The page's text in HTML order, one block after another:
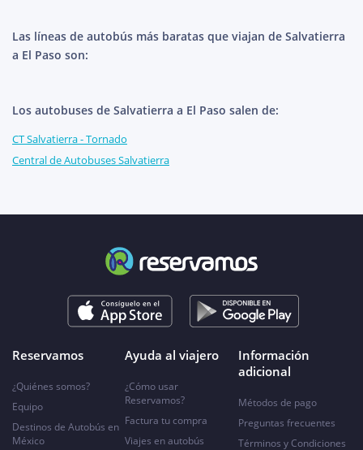
Las líneas de autobús más baratas que viajan de Salvatierra
a El Paso son:
Los autobuses de Salvatierra a El Paso salen de:
CT Salvatierra - Tornado
Central de Autobuses Salvatierra
Reservamos
¿Quiénes somos?
Equipo
Destinos de Autobús en
México
Ayuda al viajero
¿Cómo usar
Reservamos?
Factura tu compra
Viajes en autobús
Información
adicional
Métodos de pago
Preguntas frecuentes
Términos y Condiciones